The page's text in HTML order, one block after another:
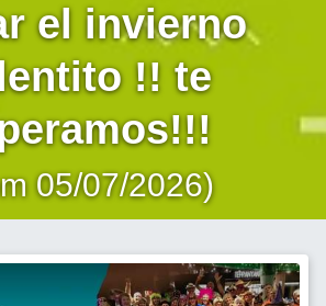
el invierno
!! te
05/07/2026)